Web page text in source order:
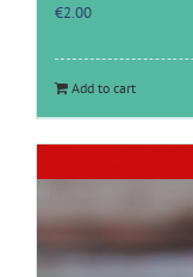
€2.00
Add to cart